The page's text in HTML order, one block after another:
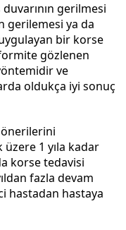
gerilmesi
gerilemesi ya da
bir korse
gözlenen
ve
oldukça iyi sonuç
1 yıla kadar
korse tedavisi
fazla devam
hastadan hastaya